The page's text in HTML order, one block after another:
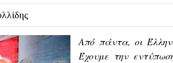
Από πάντα, οι
Έχουμε την